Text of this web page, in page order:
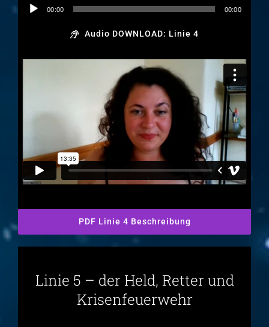
Audio-00:00 00:00
Audio DOWNLOAD: Linie 4
PDF Linie 4 Beschreibung
Linie 5 – der Held, Retter und
Krisenfeuerwehr